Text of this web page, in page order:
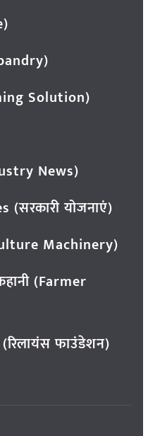
Solution)
News)
योजनाएं)
Machinery)
(Farmer
फाउंडेशन)